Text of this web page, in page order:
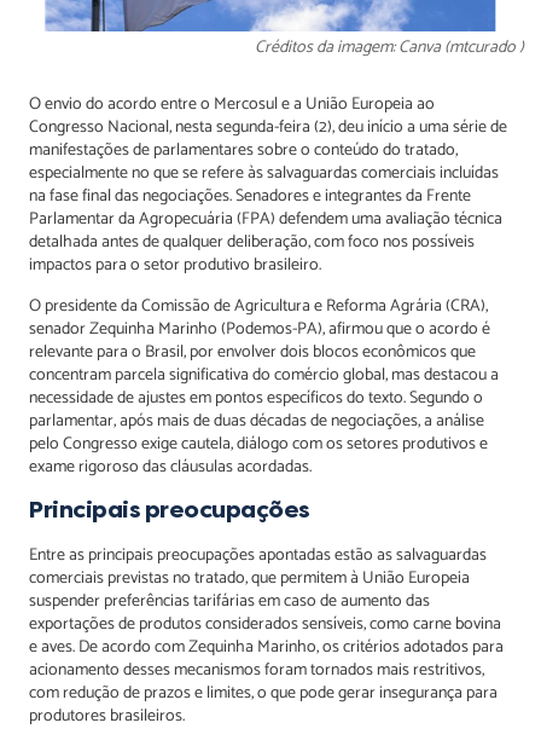
Créditos da imagem: Canva (mtcurado )
O envio do acordo entre o Mercosul e a União Europeia ao
Congresso Nacional, nesta segunda-feira (2), deu início a uma série de
manifestações de parlamentares sobre o conteúdo do tratado,
especialmente no que se refere às salvaguardas comerciais incluídas
na fase final das negociações. Senadores e integrantes da Frente
Parlamentar da Agropecuária (FPA) defendem uma avaliação técnica
detalhada antes de qualquer deliberação, com foco nos possíveis
impactos para o setor produtivo brasileiro.
O presidente da Comissão de Agricultura e Reforma Agrária (CRA),
senador Zequinha Marinho (Podemos-PA), afirmou que o acordo é
relevante para o Brasil, por envolver dois blocos econômicos que
concentram parcela significativa do comércio global, mas destacou a
necessidade de ajustes em pontos específicos do texto. Segundo o
parlamentar, após mais de duas décadas de negociações, a análise
pelo Congresso exige cautela, diálogo com os setores produtivos e
exame rigoroso das cláusulas acordadas.
Principais preocupações
Entre as principais preocupações apontadas estão as salvaguardas
comerciais previstas no tratado, que permitem à União Europeia
suspender preferências tarifárias em caso de aumento das
exportações de produtos considerados sensíveis, como carne bovina
e aves. De acordo com Zequinha Marinho, os critérios adotados para
acionamento desses mecanismos foram tornados mais restritivos,
com redução de prazos e limites, o que pode gerar insegurança para
produtores brasileiros.